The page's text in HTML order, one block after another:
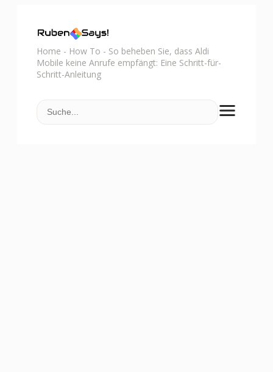
Home - How To - So beheben Sie, dass Aldi
Mobile keine Anrufe empfängt: Eine Schritt-für-
Schritt-Anleitung